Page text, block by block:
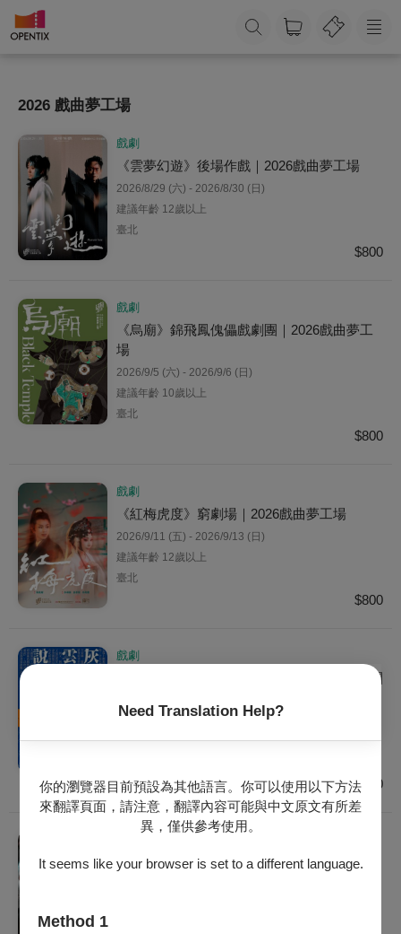
Need Translation Help?
你的瀏覽器目前預設為其他語言。你可以使用以下方法
來翻譯頁面，請注意，翻譯內容可能與中文原文有所差
異，僅供參考使用。
It seems like your browser is set to a different language.
Method 1
2026 戲曲夢工場
戲劇
《雲夢幻遊》後場作戲｜2026戲曲夢工場
2026/8/29 (六) - 2026/8/30 (日)
建議年齡 12歲以上
臺北
$800
戲劇
《烏廟》錦飛鳳傀儡戲劇團｜2026戲曲夢工
場
2026/9/5 (六) - 2026/9/6 (日)
建議年齡 10歲以上
臺北
$800
戲劇
《紅梅虎度》窮劇場｜2026戲曲夢工場
2026/9/11 (五) - 2026/9/13 (日)
建議年齡 12歲以上
臺北
$800
戲劇
《灰燼×雲端×說書人》身聲劇場X台北曲藝團
建議年齡 6歲以上
$800
《幻肢。換置》變動能工作室｜2026戲曲夢